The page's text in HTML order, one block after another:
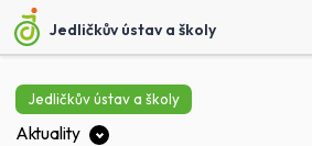
Jedličkův ústav a školy
Jedličkův ústav a školy
Aktuality